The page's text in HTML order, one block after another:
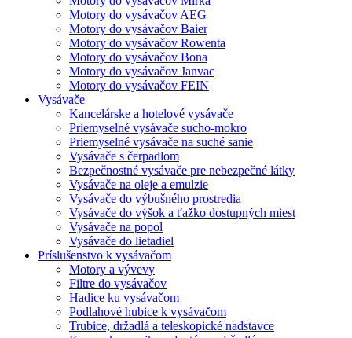
Motory do vysávačov AEG
Motory do vysávačov Baier
Motory do vysávačov Rowenta
Motory do vysávačov Bona
Motory do vysávačov Janvac
Motory do vysávačov FEIN
Vysávače
Kancelárske a hotelové vysávače
Priemyselné vysávače sucho-mokro
Priemyselné vysávače na suché sanie
Vysávače s čerpadlom
Bezpečnostné vysávače pre nebezpečné látky
Vysávače na oleje a emulzie
Vysávače do výbušného prostredia
Vysávače do výšok a ťažko dostupných miest
Vysávače na popol
Vysávače do lietadiel
Príslušenstvo k vysávačom
Motory a vývevy
Filtre do vysávačov
Hadice ku vysávačom
Podlahové hubice k vysávačom
Trubice, držadlá a teleskopické nadstavce